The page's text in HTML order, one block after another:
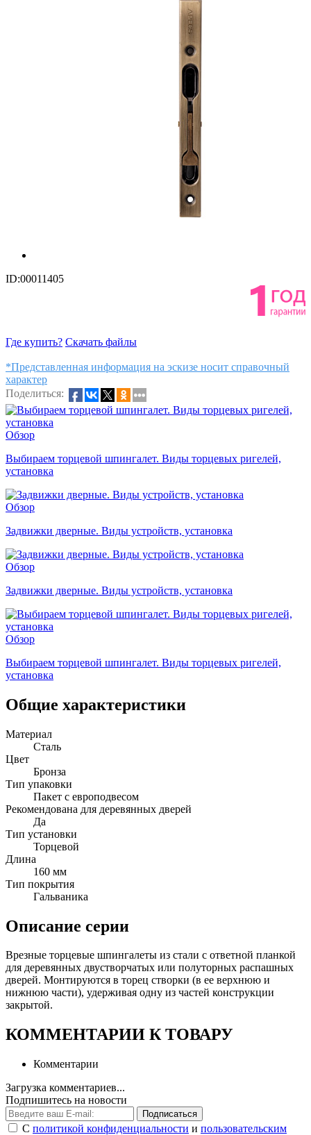
ID:00011405
Где купить? Скачать файлы
*Представленная информация на эскизе носит справочный
характер
Поделиться:
Обзор
Выбираем торцевой шпингалет. Виды торцевых ригелей,
установка
Обзор
Задвижки дверные. Виды устройств, установка
Обзор
Задвижки дверные. Виды устройств, установка
Обзор
Выбираем торцевой шпингалет. Виды торцевых ригелей,
установка
Общие характеристики
Материал
Сталь
Цвет
Бронза
Тип упаковки
Пакет с европодвесом
Рекомендована для деревянных дверей
Да
Тип установки
Торцевой
Длина
160 мм
Тип покрытия
Гальваника
Описание серии
Врезные торцевые шпингалеты из стали с ответной планкой
для деревянных двустворчатых или полуторных распашных
дверей. Монтируются в торец створки (в ее верхнюю и
нижнюю части), удерживая одну из частей конструкции
закрытой.
КОММЕНТАРИИ К ТОВАРУ
Комментарии
Загрузка комментариев...
Подпишитесь на новости
Подписаться
С политикой конфиденциальности и пользовательским